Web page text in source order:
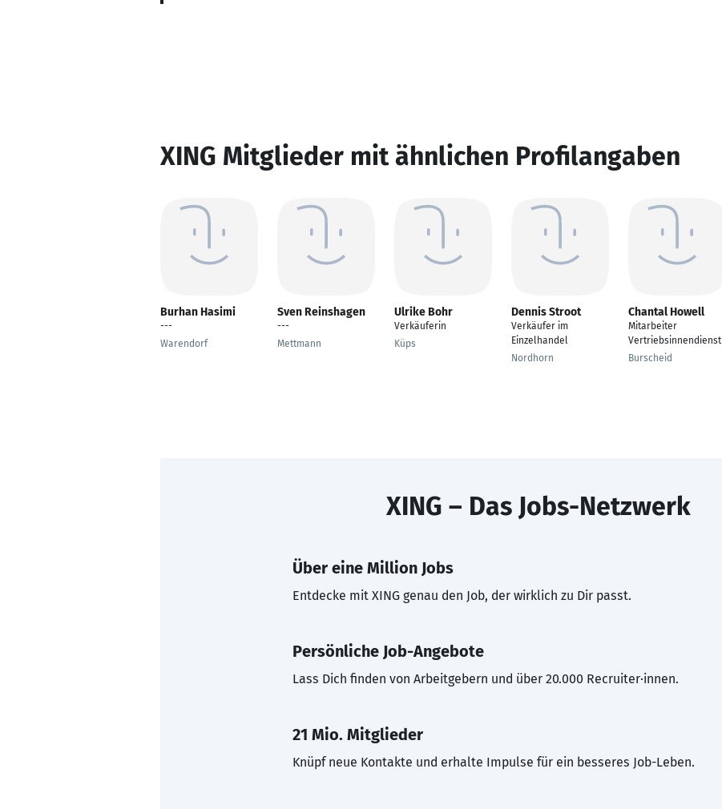
XING Mitglieder mit ähnlichen Profilangaben
Burhan Hasimi
---
Warendorf
Sven Reinshagen
---
Mettmann
Ulrike Bohr
Verkäuferin
Küps
Dennis Stroot
Verkäufer im
Einzelhandel
Nordhorn
Chantal Howell
Mitarbeiter
Vertriebsinnendienst
Burscheid
XING – Das Jobs-Netzwerk
Über eine Million Jobs
Entdecke mit XING genau den Job, der wirklich zu Dir passt.
Persönliche Job-Angebote
Lass Dich finden von Arbeitgebern und über 20.000 Recruiter·innen.
21 Mio. Mitglieder
Knüpf neue Kontakte und erhalte Impulse für ein besseres Job-Leben.